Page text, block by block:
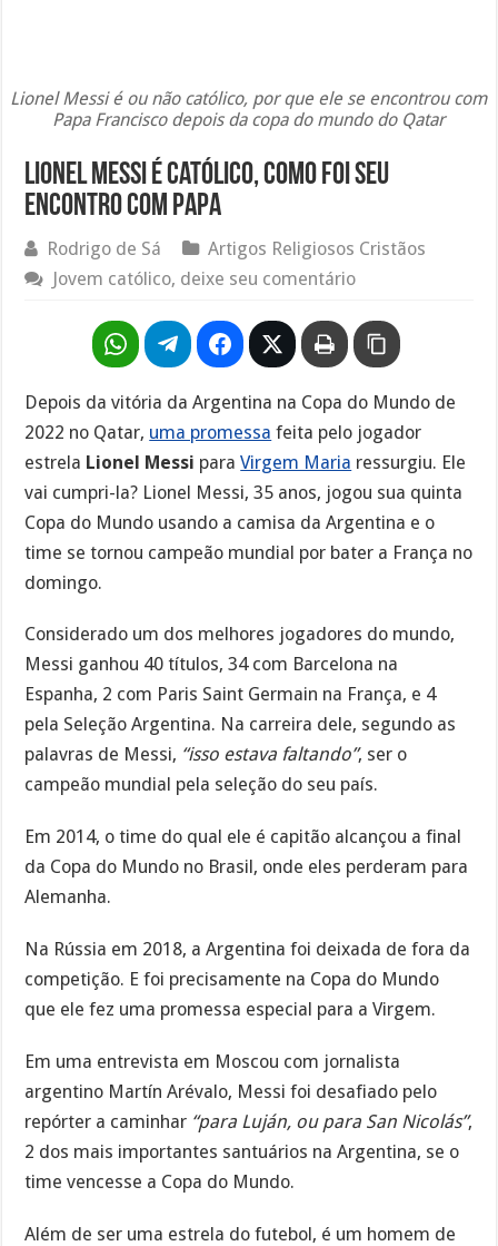
Lionel Messi é ou não católico, por que ele se encontrou com
Papa Francisco depois da copa do mundo do Qatar
Lionel Messi é católico, como foi seu
encontro com Papa
Rodrigo de Sá
Artigos Religiosos Cristãos
Jovem católico, deixe seu comentário
Depois da vitória da Argentina na Copa do Mundo de
2022 no Qatar, uma promessa feita pelo jogador
estrela Lionel Messi paraVirgem Maria ressurgiu. Ele
vai cumpri-la? Lionel Messi, 35 anos, jogou sua quinta
Copa do Mundo usando a camisa da Argentina e o
time se tornou campeão mundial por bater a França no
domingo.
Considerado um dos melhores jogadores do mundo,
Messi ganhou 40 títulos, 34 com Barcelona na
Espanha, 2 com Paris Saint Germain na França, e 4
pela Seleção Argentina. Na carreira dele, segundo as
palavras de Messi, “isso estava faltando”, ser o
campeão mundial pela seleção do seu país.
Em 2014, o time do qual ele é capitão alcançou a final
da Copa do Mundo no Brasil, onde eles perderam para
Alemanha.
Na Rússia em 2018, a Argentina foi deixada de fora da
competição. E foi precisamente na Copa do Mundo
que ele fez uma promessa especial para a Virgem.
Em uma entrevista em Moscou com jornalista
argentino Martín Arévalo, Messi foi desafiado pelo
repórter a caminhar “para Luján, ou para San Nicolás”,
2 dos mais importantes santuários na Argentina, se o
time vencesse a Copa do Mundo.
Além de ser uma estrela do futebol, é um homem de